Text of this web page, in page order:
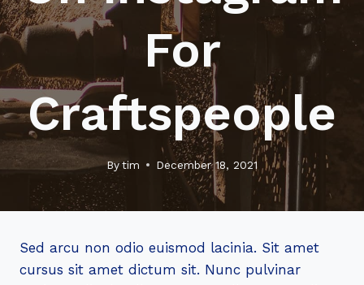
For
Craftspeople
Bytim December 18, 2021
Sed arcu non odio euismod lacinia. Sit amet
cursus sit amet dictum sit. Nunc pulvinar